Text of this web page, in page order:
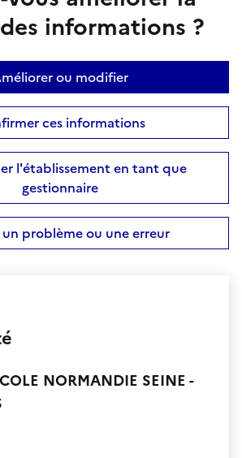
informations ?
ou modifier
ces informations
l'établissement en tant que
gestionnaire
un problème ou une erreur
NORMANDIE SEINE -